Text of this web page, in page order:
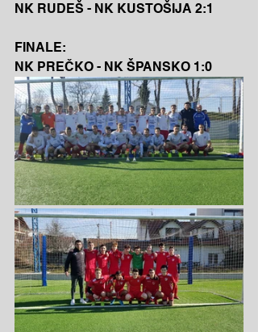
NK RUDEŠ - NK KUSTOŠIJA 2:1
FINALE:
NK PREČKO - NK ŠPANSKO 1:0